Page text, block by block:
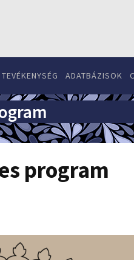
TEVÉKENYSÉG ADATBÁZISOK
program